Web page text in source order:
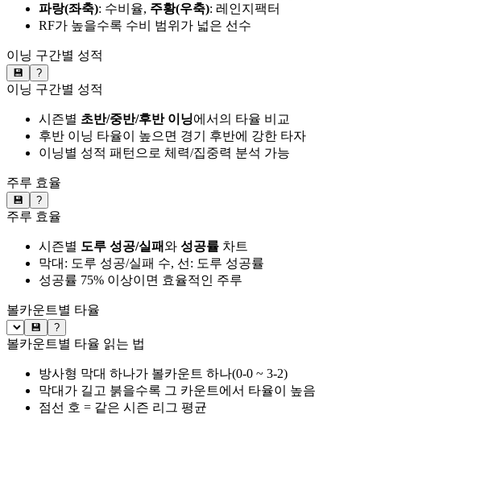
파랑(좌축): 수비율, 주황(우축): 레인지팩터
RF가 높을수록 수비 범위가 넓은 선수
이닝 구간별 성적
💾 ?
이닝 구간별 성적
시즌별 초반/중반/후반 이닝에서의 타율 비교
후반 이닝 타율이 높으면 경기 후반에 강한 타자
이닝별 성적 패턴으로 체력/집중력 분석 가능
주루 효율
💾 ?
주루 효율
시즌별 도루 성공/실패와 성공률 차트
막대: 도루 성공/실패 수, 선: 도루 성공률
성공률 75% 이상이면 효율적인 주루
볼카운트별 타율
💾 ?
볼카운트별 타율 읽는 법
방사형 막대 하나가 볼카운트 하나(0-0 ~ 3-2)
막대가 길고 붉을수록 그 카운트에서 타율이 높음
점선 호 = 같은 시즌 리그 평균